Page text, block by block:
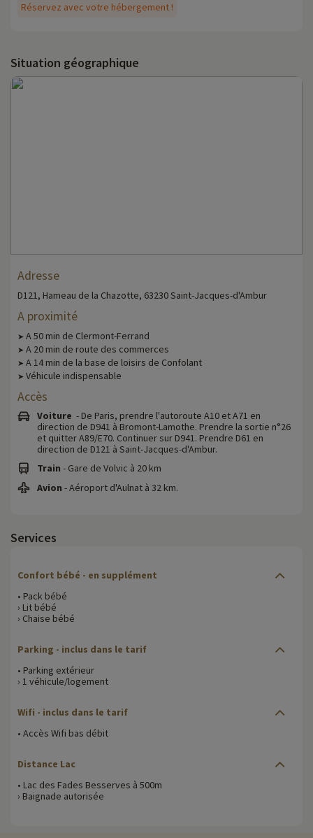
Réservez avec votre hébergement !
Situation géographique
Adresse
D121, Hameau de la Chazotte, 63230 Saint-Jacques-d'Ambur
A proximité
➤ A 50 min de Clermont-Ferrand
➤ A 20 min de route des commerces
➤ A 14 min de la base de loisirs de Confolant
➤ Véhicule indispensable
Accès
Voiture - De Paris, prendre l'autoroute A10 et A71 en
direction de D941 à Bromont-Lamothe. Prendre la sortie n°26
et quitter A89/E70. Continuer sur D941. Prendre D61 en
direction de D121 à Saint-Jacques-d'Ambur.
Train - Gare de Volvic à 20 km
Avion - Aéroport d'Aulnat à 32 km.
Services
Confort bébé - en supplément
• Pack bébé
› Lit bébé
› Chaise bébé
Parking - inclus dans le tarif
• Parking extérieur
› 1 véhicule/logement
Wifi - inclus dans le tarif
• Accès Wifi bas débit
Distance Lac
• Lac des Fades Besserves à 500m
› Baignade autorisée